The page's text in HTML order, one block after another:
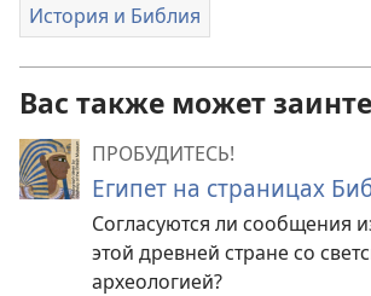
История и Библия
Вас также может
ПРОБУДИТЕСЬ!
Египет на страницах
Согласуются ли сообщения
этой древней стране со
археологией?